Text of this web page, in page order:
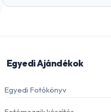
Egyedi Ajándékok
Egyedi Fotókönyv